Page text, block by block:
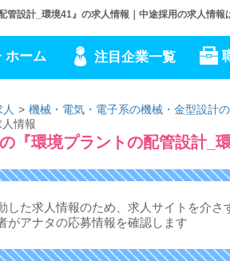
管設計_環境41』の求人情報｜中途採用の求人情
ホーム 注目企業一覧
機械・電気・電子系の機械・金型設計
情報
『環境プラントの配管設計_
した求人情報のため、求人サイトを介さ
がアナタの応募情報を確認します